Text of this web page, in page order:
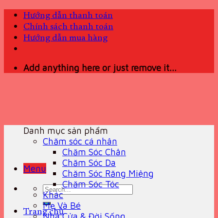
Skip
content
Hướng dẫn thanh toán
Chính sách thanh toán
Hướng dẫn mua hàng
Add anything here or just remove it...
Menu
Search
for:
Trang chủ
Danh mục sản phẩm
Chăm sóc cá nhân
Chăm Sóc Chân
Chăm Sóc Da
Chăm Sóc Răng Miệng
Chăm Sóc Tóc
Khác
Mẹ Và Bé